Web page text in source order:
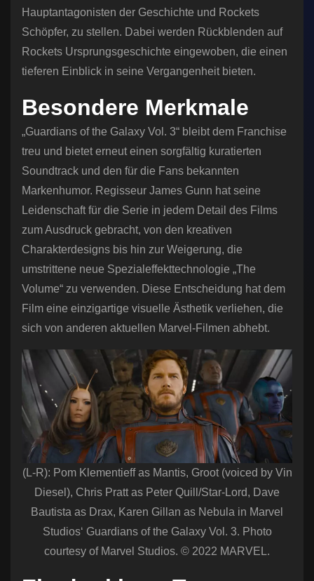
Hauptantagonisten der Geschichte und Rockets
Schöpfer, zu stellen. Dabei werden Rückblenden auf
Rockets Ursprungsgeschichte eingewoben, die einen
tieferen Einblick in seine Vergangenheit bieten.
Besondere Merkmale
„Guardians of the Galaxy Vol. 3“ bleibt dem Franchise
treu und bietet erneut einen sorgfältig kuratierten
Soundtrack und den für die Fans bekannten
Markenhumor. Regisseur James Gunn hat seine
Leidenschaft für die Serie in jedem Detail des Films
zum Ausdruck gebracht, von den kreativen
Charakterdesigns bis hin zur Weigerung, die
umstrittene neue Spezialeffekttechnologie „The
Volume“ zu verwenden. Diese Entscheidung hat dem
Film eine einzigartige visuelle Ästhetik verliehen, die
sich von anderen aktuellen Marvel-Filmen abhebt.
(L-R): Pom Klementieff as Mantis, Groot (voiced by Vin
Diesel), Chris Pratt as Peter Quill/Star-Lord, Dave
Bautista as Drax, Karen Gillan as Nebula in Marvel
Studios‘ Guardians of the Galaxy Vol. 3. Photo
courtesy of Marvel Studios. © 2022 MARVEL.